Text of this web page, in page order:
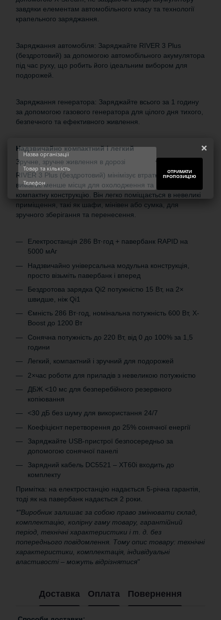
завдяки елементам автомобільного класу та технології
крапельного заряджання.
Заряджання автомобіля: Заряджайте RIVER 3 Plus
(бездротовий) за допомогою автомобільного акумулятора
під час руху, що робить його ідеальним вибором для
подорожей.
Заряджання генератора: Заряджайте всього за 1 годину
за допомогою газового генератора для цілого дня тихого,
безпечного та ефективного живлення.
Надзвичайно компактний і легкий
Зручне, зручне живлення в дорозі
RIVER 3 Plus (бездротовий) мінімізує втрати тепла,
вимагає менше місця для охолодження та підтримує
компактну конструкцію. Він легко поміщається в невеликі
приміщення, такі як шафи, мінівен або сумка, для
зручного зберігання та перенесення.
Електростанція 286 Вт·год + павербанк RAPID на
5000 мАг
Надзвичайно універсальна модульна конструкція,
просто візьміть павербанк і вперед
Бездротова зарядка Qi2 потужністю 15 Вт, на 2×
швидше, ніж Qi1
Ємність 286 Вт·год, номінальна потужність 600 Вт, X-
Boost до 1200 Вт
Сонячна потужність до 220 Вт, від 0 до 100% за 1,5
години
Легкий, компактний і зручний для подорожей
2×час роботи для приладів з невеликою потужністю
ДБЖ <10 мс для безперебійного резервного
копіювання
<30 дБ без шуму для використання 24/7
Коефіцієнт перетворення до 25% сонячної енергії
Заряджайте USB-пристрої безпосередньо за
допомогою сонячної панелі
Зарядний кабель DC5521 – XT60i входить до
комплекту
Примітка: на електростанцію надається 5-річна гарантія,
тоді як на павербанк надається 2 роки.
*"Виробник залишає за собою право змінювати склад,
комплектацію, колірну гаму товару, гарантійний
період, технічні характеристики і т. д. без
попереднього повідомлення. Тому опис товару: технічні
характеристики, комплектація, індивідуальні
властивості – можуть відрізнятися"
Доставка Оплата Повернення
×
ОТРИМАТИ
ПРОПОЗИЦІЮ